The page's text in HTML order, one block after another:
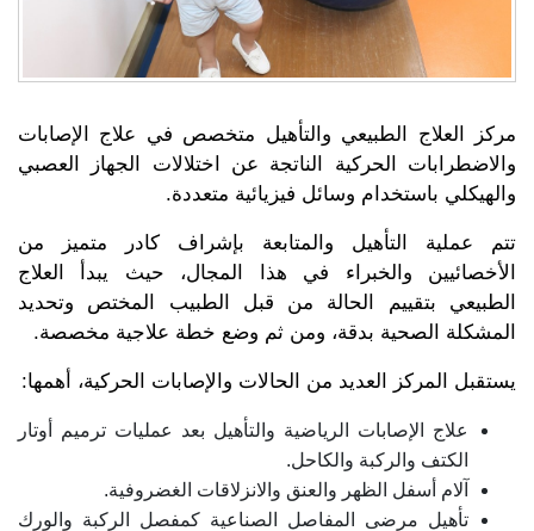
مركز العلاج الطبيعي والتأهيل متخصص في علاج الإصابات
والاضطرابات الحركية الناتجة عن اختلالات الجهاز العصبي
والهيكلي باستخدام وسائل فيزيائية متعددة.
تتم عملية التأهيل والمتابعة بإشراف كادر متميز من
الأخصائيين والخبراء في هذا المجال، حيث يبدأ العلاج
الطبيعي بتقييم الحالة من قبل الطبيب المختص وتحديد
المشكلة الصحية بدقة، ومن ثم وضع خطة علاجية مخصصة.
يستقبل المركز العديد من الحالات والإصابات الحركية، أهمها:
علاج الإصابات الرياضية والتأهيل بعد عمليات ترميم أوتار
الكتف والركبة والكاحل.
آلام أسفل الظهر والعنق والانزلاقات الغضروفية.
تأهيل مرضى المفاصل الصناعية كمفصل الركبة والورك